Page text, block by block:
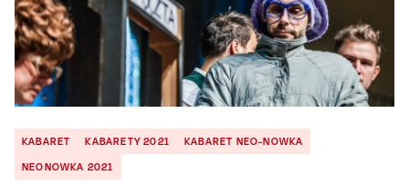
KABARET KABARETY 2021
KABARET NEO-NOWKA
NEONOWKA 2021